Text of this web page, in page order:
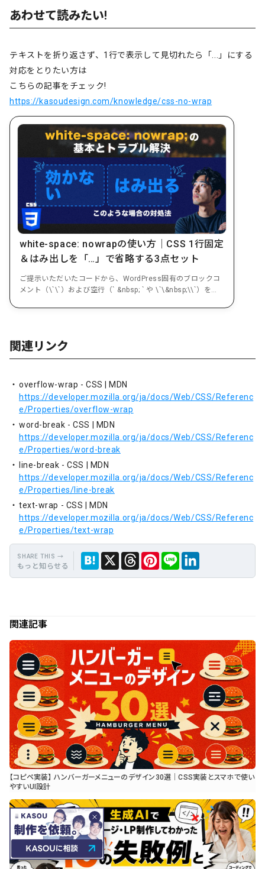
あわせて読みたい!
テキストを折り返さず、1行で表示して見切れたら「...」にする
対応をとりたい方は
こちらの記事をチェック!
https://kasoudesign.com/knowledge/css-no-wrap
white-space: nowrapの使い方｜CSS 1行固定
＆はみ出しを「…」で省略する3点セット
ご提示いただいたコードから、WordPress固有のブロックコ
メント（\`\`）および空行（` &nbsp; ` や \`\&nbsp;\\`）を削
関連リンク
overflow-wrap - CSS | MDN
https://developer.mozilla.org/ja/docs/Web/CSS/Referenc
e/Properties/overflow-wrap
word-break - CSS | MDN
https://developer.mozilla.org/ja/docs/Web/CSS/Referenc
e/Properties/word-break
line-break - CSS | MDN
https://developer.mozilla.org/ja/docs/Web/CSS/Referenc
e/Properties/line-break
text-wrap - CSS | MDN
https://developer.mozilla.org/ja/docs/Web/CSS/Referenc
e/Properties/text-wrap
もっと知らせる
Hate
Thre 保
Link
関連記事
【コピペ実装】 ハンバーガーメニューのデザイン30選｜CSS実装とスマホで使い
やすいUI設計